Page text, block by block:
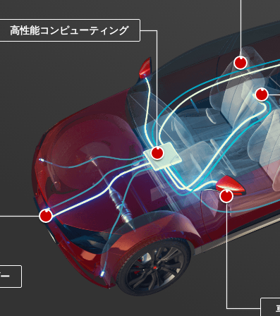
高性能コンピューティング